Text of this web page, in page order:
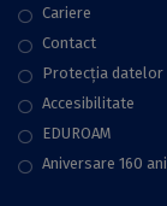
Cariere
Contact
Protecţia datelor
Accesibilitate
EDUROAM
Aniversare 160 ani